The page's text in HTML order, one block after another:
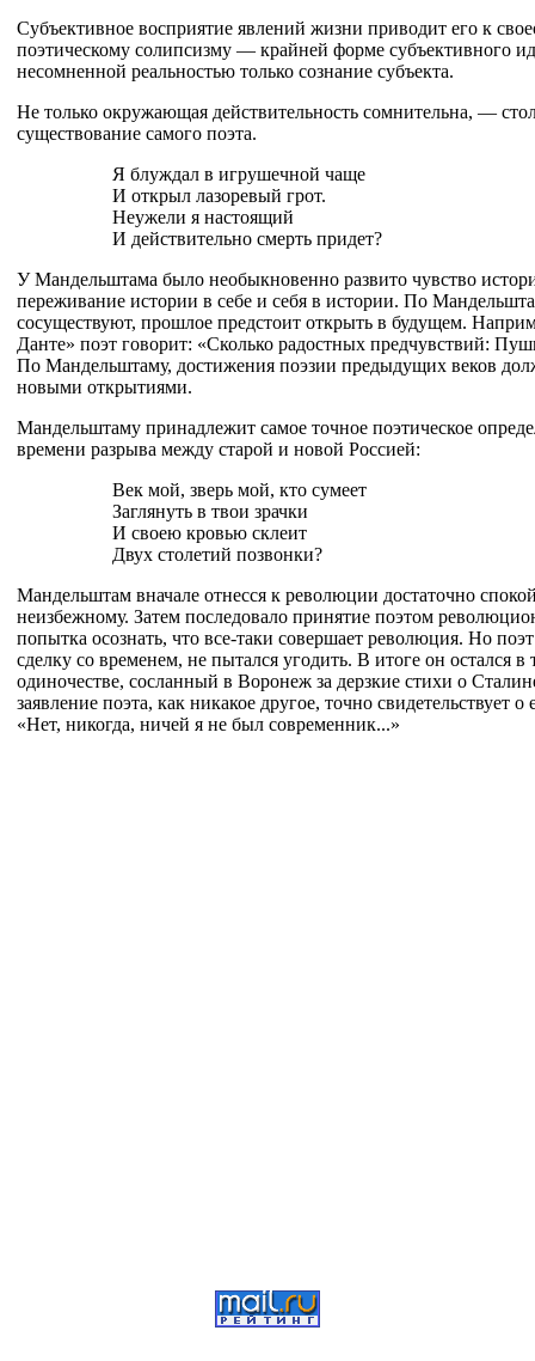
Субъективное восприятие явлений жизни приводит его к
поэтическому солипсизму — крайней форме субъективного
несомненной реальностью только сознание субъекта.
Не только окружающая действительность сомнительна, —
существование самого поэта.
Я блуждал в игрушечной чаще
И открыл лазоревый грот.
Неужели я настоящий
И действительно смерть придет?
У Мандельштама было необыкновенно развито чувство
переживание истории в себе и себя в истории. По
сосуществуют, прошлое предстоит открыть в будущем.
Данте» поэт говорит: «Сколько радостных предчувствий:
По Мандельштаму, достижения поэзии предыдущих веков
новыми открытиями.
Мандельштаму принадлежит самое точное поэтическое
времени разрыва между старой и новой Россией:
Век мой, зверь мой, кто сумеет
Заглянуть в твои зрачки
И своею кровью склеит
Двух столетий позвонки?
Мандельштам вначале отнесся к революции достаточно
неизбежному. Затем последовало принятие поэтом
попытка осознать, что все-таки совершает революция. Но
сделку со временем, не пытался угодить. В итоге он остался в
одиночестве, сосланный в Воронеж за дерзкие стихи о
заявление поэта, как никакое другое, точно свидетельствует
«Нет, никогда, ничей я не был современник...»